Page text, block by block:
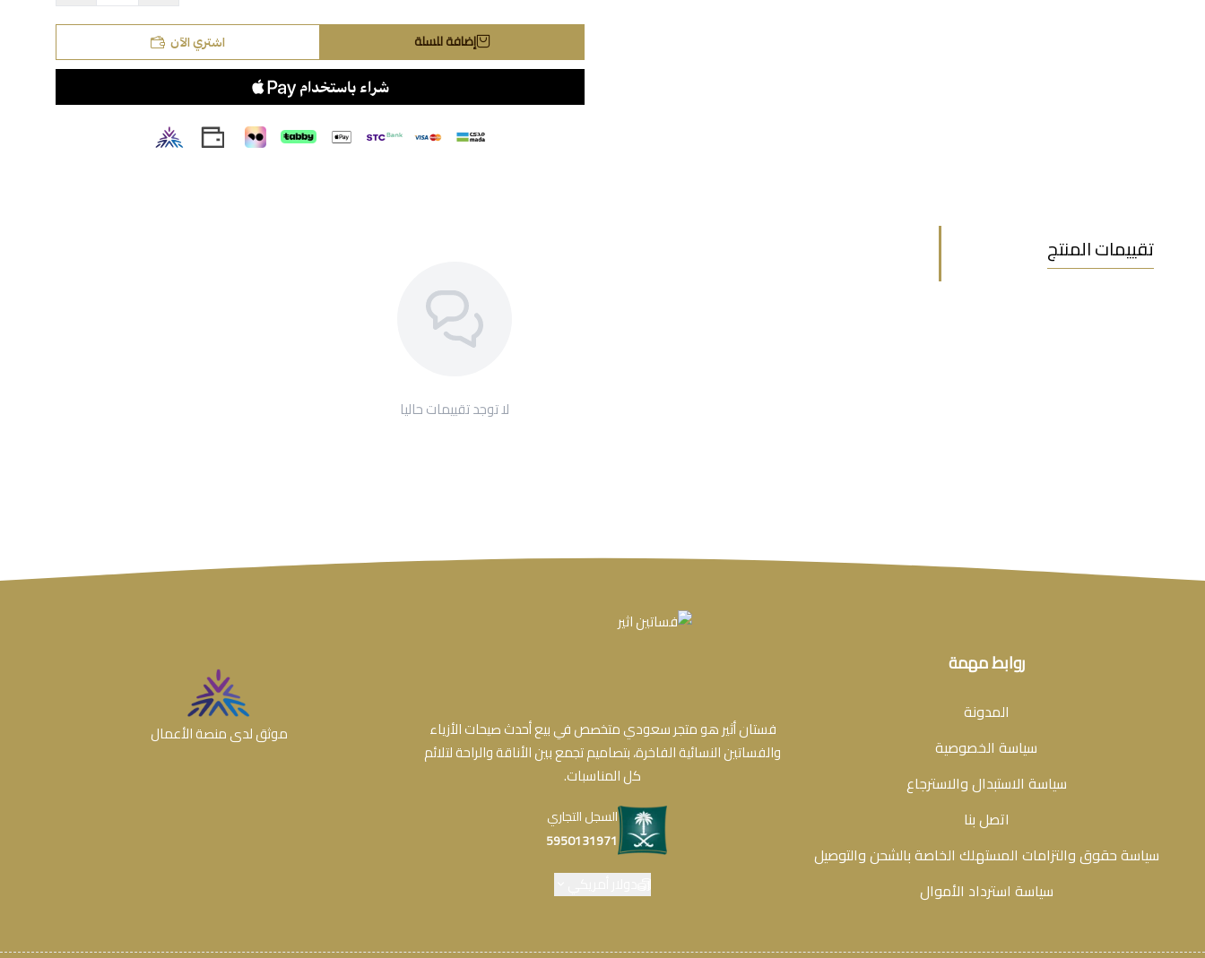
إضافة للسلة اشتري الآن
تقييمات المنتج
لا توجد تقييمات حاليا
روابط مهمة
المدونة
سياسة الخصوصية
سياسة الاستبدال والاسترجاع
اتصل بنا
سياسة حقوق والتزامات المستهلك الخاصة بالشحن والتوصيل
سياسة استرداد الأموال
فستان أثير هو متجر سعودي متخصص في بيع أحدث صيحات الأزياء
والفساتين النسائية الفاخرة، بتصاميم تجمع بين الأناقة والراحة لتلائم
كل المناسبات.
السجل التجاري
5950131971
موثق لدى منصة الأعمال